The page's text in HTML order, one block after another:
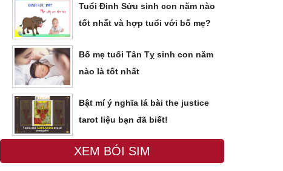
Tuổi Đinh Sửu sinh con năm nào
tốt nhất và hợp tuổi với bố mẹ?
Bố mẹ tuổi Tân Tỵ sinh con năm
nào là tốt nhất
Bật mí ý nghĩa lá bài the justice
tarot liệu bạn đã biết!
XEM BÓI SIM